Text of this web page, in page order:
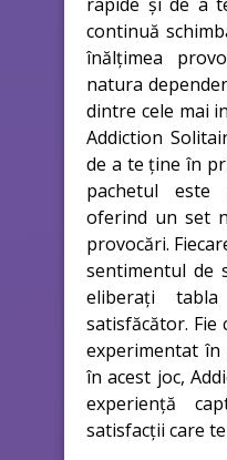
continuă
înălțimea
natura
dintre cele mai
Addiction
de a te ține în
pachetul este
oferind un set
provocări.
sentimentul de
eliberați
satisfăcător.
experimentat
în acest joc,
experiență
satisfacții care